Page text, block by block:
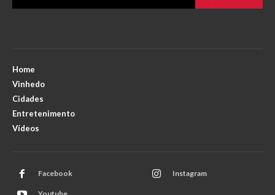
Home
Vinhedo
Cidades
Entretenimento
Vídeos
Facebook Instagram